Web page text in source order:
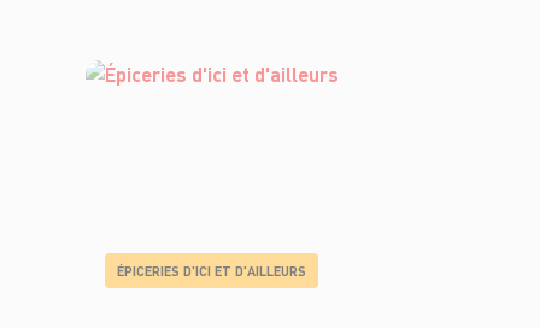
ÉPICERIES D'ICI ET D'AILLEURS